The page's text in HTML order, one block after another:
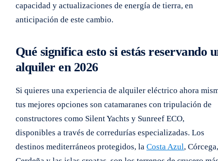
capacidad y actualizaciones de energía de tierra, en
anticipación de este cambio.
Qué significa esto si estás reservando
alquiler en 2026
Si quieres una experiencia de alquiler eléctrico ahora
tus mejores opciones son catamaranes con tripulación de
constructores como Silent Yachts y Sunreef ECO,
disponibles a través de corredurías especializadas. Los
destinos mediterráneos protegidos, la Costa Azul, Córcega,